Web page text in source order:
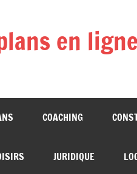
en ligne
COACHING
JURIDIQUE